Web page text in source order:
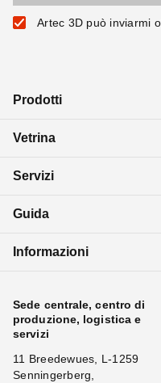
Artec 3D può inviarmi
Prodotti
Vetrina
Servizi
Guida
Informazioni
Sede centrale, centro di
produzione, logistica e
servizi
11 Breedewues, L-1259
Senningerberg,